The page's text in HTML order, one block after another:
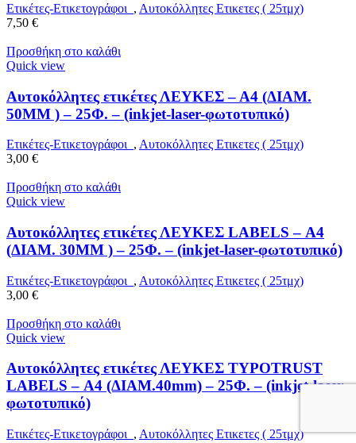
Ετικέτες-Ετικετογράφοι , Αυτοκόλλητες Ετικετες ( 25τμχ)
7,50 €
Προσθήκη στο καλάθι
Quick view
Αυτοκόλλητες ετικέτες ΛΕΥΚΕΣ – Α4 (ΔΙΑΜ.
50MM ) – 25Φ. – (inkjet-laser-φωτοτυπικό)
Ετικέτες-Ετικετογράφοι , Αυτοκόλλητες Ετικετες ( 25τμχ)
3,00 €
Προσθήκη στο καλάθι
Quick view
Αυτοκόλλητες ετικέτες ΛΕΥΚΕΣ LABELS – Α4
(ΔΙΑΜ. 30MM ) – 25Φ. – (inkjet-laser-φωτοτυπικό)
Ετικέτες-Ετικετογράφοι , Αυτοκόλλητες Ετικετες ( 25τμχ)
3,00 €
Προσθήκη στο καλάθι
Quick view
Αυτοκόλλητες ετικέτες ΛΕΥΚΕΣ TYPOTRUST
LABELS – Α4 (ΔΙΑΜ.40mm) – 25Φ. – (inkjet-laser-
φωτοτυπικό)
Ετικέτες-Ετικετογράφοι , Αυτοκόλλητες Ετικετες ( 25τμχ)